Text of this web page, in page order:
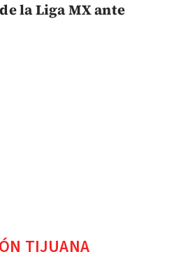
la Liga MX ante
TIJUANA